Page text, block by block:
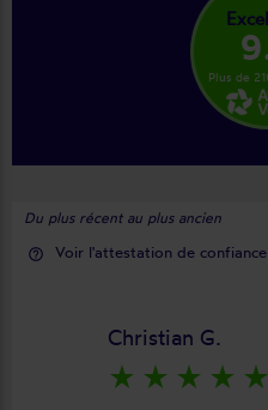
Plus de
Du plus récent au plus ancien
help_outline Voir l'attestation de
Christian G.
star_rate star_rate star_rate star_rate star_rate